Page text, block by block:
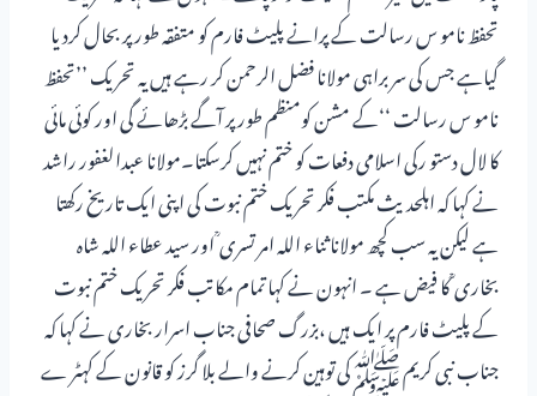
تحفظ نامو س رسالت کے پرانے پلیٹ فارم کو متفقہ طورپر بحال کردیا
گیاہے جس کی سر براہی مولانا فضل الرحمن کر رہے ہیں یہ تحریک ’’تحفظ
نامو س رسالت ‘‘کے مشن کومنظم طور پر آگے بڑھائے گی اور کوئی مائی
کا لال دستو رکی اسلامی دفعات کو ختم نہیں کرسکتا۔مولانا عبدالغفور راشد
نے کہا کہ اہلحدیث مکتب فکر تحریک ختم نبوت کی اپنی ایک تاریخ رکھتا
ہے لیکن یہ سب کچھ مولانا ثناء اللہ امر تسری ؒ اور سید عطاء اللہ شاہ
بخاری ؒ کا فیض ہے ۔ انہون نے کہا تمام مکاتب فکر تحریک ختم نبوت
کے پلیٹ فارم پر ایک ہیں ،بزرگ صحافی جناب اسرار بخاری نے کہا کہ
جناب نبی کریم ﷺکی توہین کرنے والے بلا گرز کو قانون کے کہٹر ے